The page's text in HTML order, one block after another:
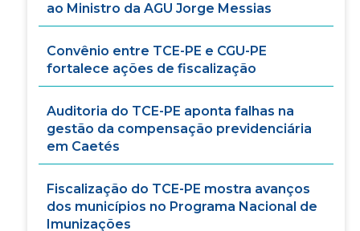
ao Ministro da AGU Jorge Messias
Convênio entre TCE-PE e CGU-PE
fortalece ações de fiscalização
Auditoria do TCE-PE aponta falhas na
gestão da compensação previdenciária
em Caetés
Fiscalização do TCE-PE mostra avanços
dos municípios no Programa Nacional de
Imunizações